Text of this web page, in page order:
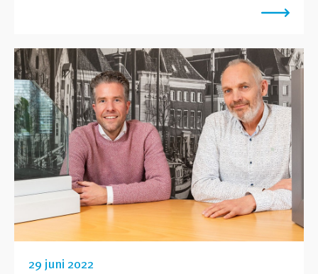
29 juni 2022